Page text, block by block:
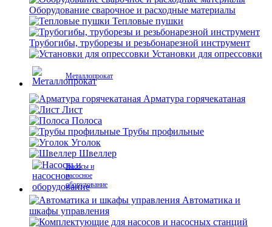
Оборудование сварочное и расходные материалы
Тепловые пушки
Трубогибы, труборезы и резьбонарезной инструмент
Установки для опрессовки
Металлопрокат
Арматура горячекатаная
Лист
Полоса
Трубы профильные
Уголок
Швеллер
Насосы и
насосное
оборудование
Автоматика и
шкафы управления